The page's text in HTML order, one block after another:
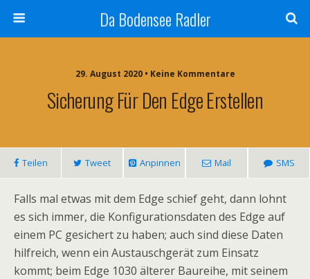
Da Bodensee Radler
29. August 2020 • Keine Kommentare
Sicherung Für Den Edge Erstellen
Teilen Tweet Anpinnen Mail SMS
Falls mal etwas mit dem Edge schief geht, dann lohnt
es sich immer, die Konfigurationsdaten des Edge auf
einem PC gesichert zu haben; auch sind diese Daten
hilfreich, wenn ein Austauschgerät zum Einsatz
kommt; beim Edge 1030 älterer Baureihe, mit seinem